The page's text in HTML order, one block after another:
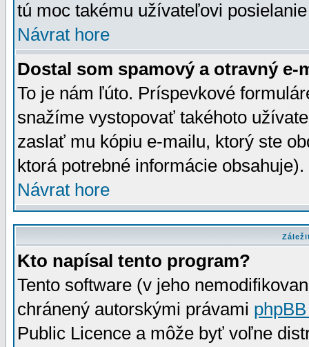
tú moc takému užívateľovi
Návrat hore
Dostal som spamový a otravný e-
To je nám ľúto. Príspevkové
snažíme vystopovať takéhoto
zaslať mu kópiu e-mailu, ktorý ste
ktorá potrebné informácie
Návrat hore
Kto napísal tento program?
Tento software (v jeho
chránený autorskými právami
Public Licence a môže byť voľne